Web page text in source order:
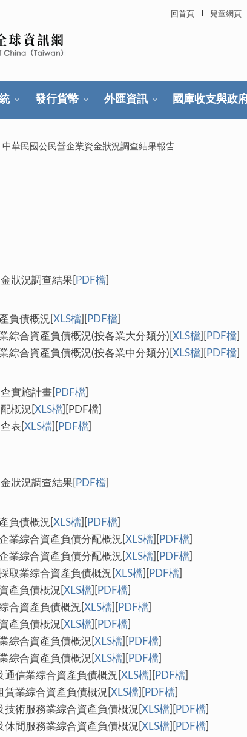
回首頁 兒童網頁
發行貨幣 外匯資訊 國庫收支與政
中華民國公民營企業資金狀況調查結果報告
狀況調查結果[ PDF檔
負債概況[ XLS檔 PDF檔
綜合資產負債概況(按各業大分類分)[ XLS檔 PDF檔
綜合資產負債概況(按各業中分類分)[ XLS檔 PDF檔
實施計畫[ PDF檔
概況[ XLS檔 ][PDF檔]
表[ XLS檔 PDF檔
狀況調查結果[ PDF檔
負債概況[ XLS檔 PDF檔
業綜合資產負債分配概況[ XLS檔 PDF檔
業綜合資產負債分配概況[ XLS檔 PDF檔
取業綜合資產負債概況[ XLS檔 PDF檔
產負債概況[ XLS檔 PDF檔
合資產負債概況[ XLS檔 PDF檔
產負債概況[ XLS檔 PDF檔
綜合資產負債概況[ XLS檔 PDF檔
綜合資產負債概況[ XLS檔 PDF檔
信業綜合資產負債概況[ XLS檔 PDF檔
業綜合資產負債概況[ XLS檔 PDF檔
術服務業綜合資產負債概況[ XLS檔 PDF檔
閒服務業綜合資產負債概況[ XLS檔 PDF檔